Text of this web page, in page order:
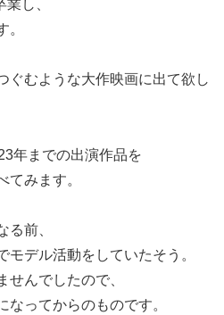
し、
。
ぐむような大作映画に出て欲し
年までの出演作品を
てみます。
る前、
デル活動をしていたそう。
せんでしたので、
なってからのものです。